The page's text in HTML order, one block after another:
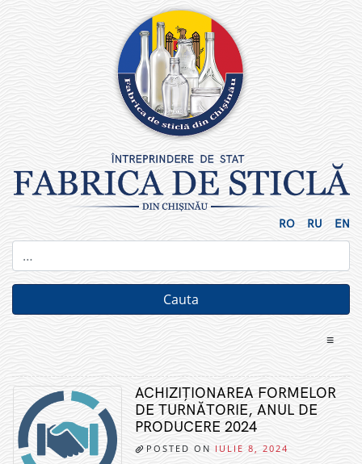
RO RU EN
≡
ACHIZIȚIONAREA FORMELOR
DE TURNĂTORIE, ANUL DE
PRODUCERE 2024
POSTED ON IULIE 8, 2024